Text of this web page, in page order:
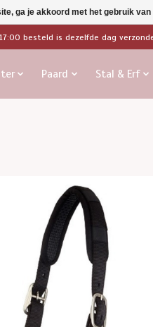
besteld is dezelfde dag
Paard Stal & Erf
ga je akkoord met het gebruik